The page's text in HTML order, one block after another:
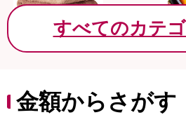
すべてのカテ
金額からさがす